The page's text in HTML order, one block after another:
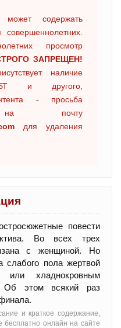
содержать
совершеннолетних.
просмотр
ЗАПРЕЩЕН!
наличие
и другого,
- просьба
на почту
для удаления
повести
Во всех трех
с женщиной. Но
слабого пола жертвой
хладнокровным
Об этом всякий раз
и краткое содержание,
бесплатно онлайн на сайте